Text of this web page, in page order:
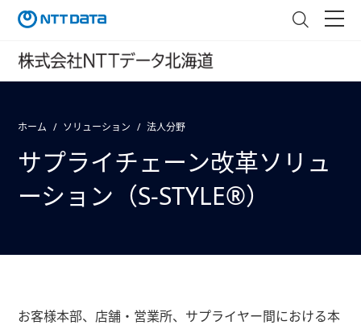
ホーム ソリューション 法人分野
サプライチェーン改革ソリュ
ーション（S-STYLE®）
お客様本部、店舗・営業所、サプライヤー間における本